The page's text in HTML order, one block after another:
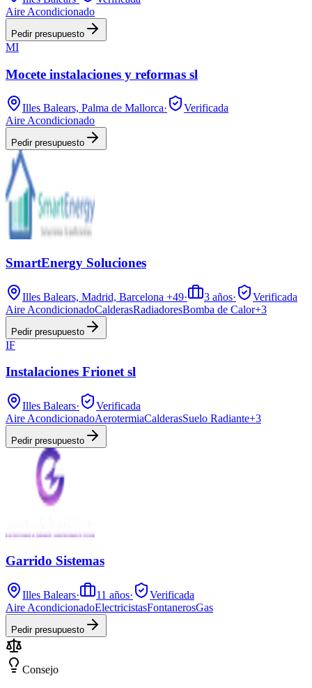
Aire Acondicionado
Pedir presupuesto
MI
Mocete instalaciones y reformas sl
Illes Balears, Palma de Mallorca·
Verificada
Aire Acondicionado
Pedir presupuesto
SmartEnergy Soluciones
Illes Balears, Madrid, Barcelona +49· 3 años·
Verificada
Aire AcondicionadoCalderasRadiadoresBomba de Calor+3
Pedir presupuesto
IF
Instalaciones Frionet sl
Illes Balears·
Verificada
Aire AcondicionadoAerotermiaCalderasSuelo Radiante+3
Pedir presupuesto
Garrido Sistemas
Illes Balears· 11 años·
Verificada
Aire AcondicionadoElectricistasFontanerosGas
Pedir presupuesto
Consejo